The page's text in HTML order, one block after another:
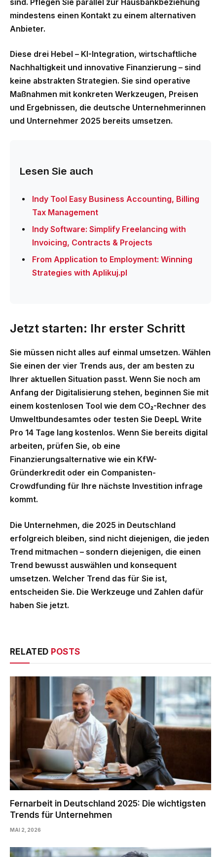
sind. Pflegen Sie parallel zur Hausbankbeziehung
mindestens einen Kontakt zu einem alternativen
Anbieter.
Diese drei Hebel – KI-Integration, wirtschaftliche
Nachhaltigkeit und innovative Finanzierung – sind
keine abstrakten Strategien. Sie sind operative
Maßnahmen mit konkreten Werkzeugen, Preisen
und Ergebnissen, die deutsche Unternehmerinnen
und Unternehmer 2025 bereits umsetzen.
Lesen Sie auch
Indy Tool Easy Business Accounting, Billing
Tax Management
Indy Software: Simplify Freelancing with
Invoicing, Contracts & Projects
From Application to Employment: Winning
Strategies with Aplikuj.pl
Jetzt starten: Ihr erster Schritt
Sie müssen nicht alles auf einmal umsetzen. Wählen
Sie einen der vier Trends aus, der am besten zu
Ihrer aktuellen Situation passt. Wenn Sie noch am
Anfang der Digitalisierung stehen, beginnen Sie mit
einem kostenlosen Tool wie dem CO₂-Rechner des
Umweltbundesamtes oder testen Sie DeepL Write
Pro 14 Tage lang kostenlos. Wenn Sie bereits digital
arbeiten, prüfen Sie, ob eine
Finanzierungsalternative wie ein KfW-
Gründerkredit oder ein Companisten-
Crowdfunding für Ihre nächste Investition infrage
kommt.
Die Unternehmen, die 2025 in Deutschland
erfolgreich bleiben, sind nicht diejenigen, die jeden
Trend mitmachen – sondern diejenigen, die einen
Trend bewusst auswählen und konsequent
umsetzen. Welcher Trend das für Sie ist,
entscheiden Sie. Die Werkzeuge und Zahlen dafür
haben Sie jetzt.
RELATED POSTS
Fernarbeit in Deutschland 2025: Die wichtigsten
Trends für Unternehmen
MAI 2, 2026